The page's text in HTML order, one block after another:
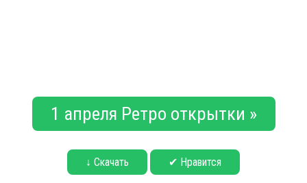
1 апреля Ретро открытки »
↓ Скачать ✔ Нравится